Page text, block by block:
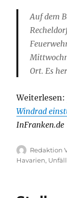
Auf dem
Ort. Es
Weiterlesen:
Windrad
InFranken.de
Autor
Redaktion
Havarien,